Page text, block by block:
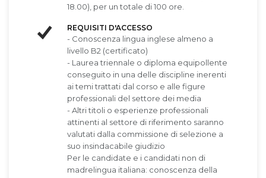
18.00), per un totale di 100 ore.
REQUISITI D'ACCESSO
- Conoscenza lingua inglese almeno a
livello B2 (certificato)
- Laurea triennale o diploma equipollente
conseguito in una delle discipline inerenti
ai temi trattati dal corso e alle figure
professionali del settore dei media
- Altri titoli o esperienze professionali
attinenti al settore di riferimento saranno
valutati dalla commissione di selezione a
suo insindacabile giudizio
Per le candidate e i candidati non di
madrelingua italiana: conoscenza della